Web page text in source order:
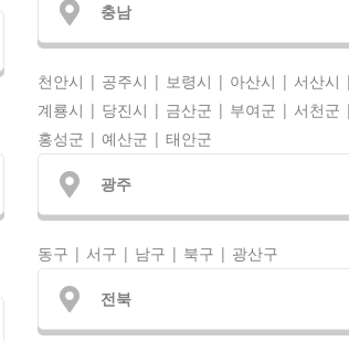
충남
천안시 | 공주시 | 보령시 | 아산시 | 서산시
계룡시 | 당진시 | 금산군 | 부여군 | 서천군
홍성군 | 예산군 | 태안군
광주
동구 | 서구 | 남구 | 북구 | 광산구
전북